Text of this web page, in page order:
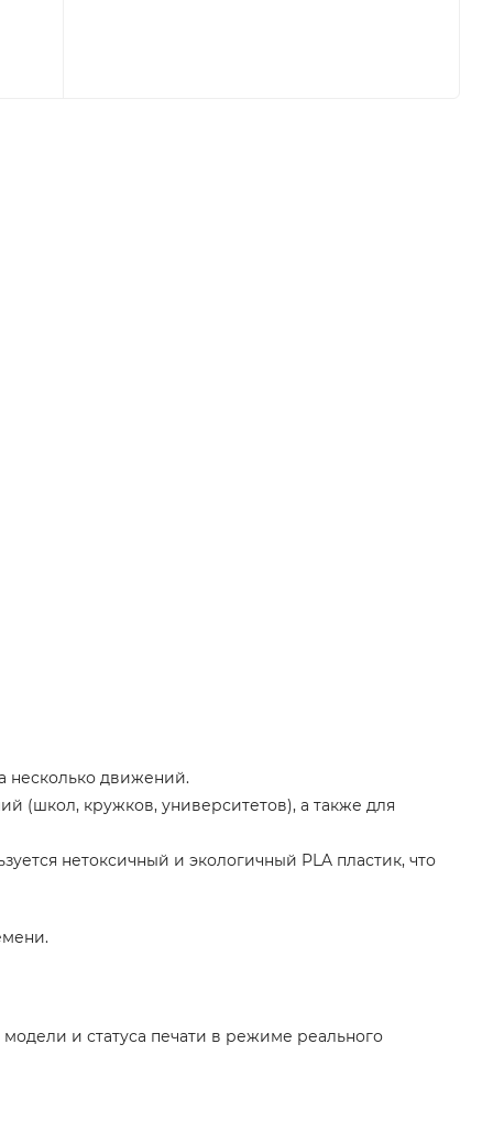
несколько движений.
(школ, кружков, университетов), а также для
нетоксичный и экологичный PLA пластик, что
и статуса печати в режиме реального